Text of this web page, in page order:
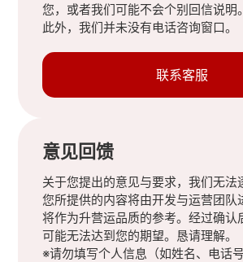
您，或者我们可能不会个别回信说明。
此外，我们并未没有电话咨询窗口。
联系客服
意见回馈
关于您提出的意见与要求，我们无法
您所提供的内容将由开发与运营团队
将作为升营运品质的参考。经过确认
可能无法达到您的期望。恳请理解。
※请勿填写个人信息（如姓名、电话